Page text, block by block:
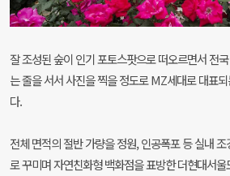
잘 조성된 숲이 인기 포토스팟으로 떠오르면서 전
는 줄을 서서 사진을 찍을 정도로 MZ세대로 대표
다.
전체 면적의 절반 가량을 정원, 인공폭포 등 실내
로 꾸미며 자연친화형 백화점을 표방한 더현대서